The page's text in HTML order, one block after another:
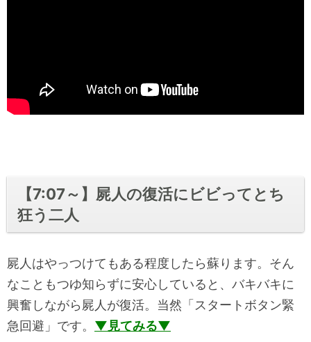
【7:07～】屍人の復活にビビってとち
狂う二人
屍人はやっつけてもある程度したら蘇ります。そん
なこともつゆ知らずに安心していると、バキバキに
興奮しながら屍人が復活。当然「スタートボタン緊
急回避」です。 ▼見てみる▼